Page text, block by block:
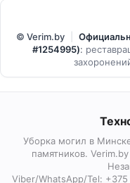
© Verim.by
#1254995):